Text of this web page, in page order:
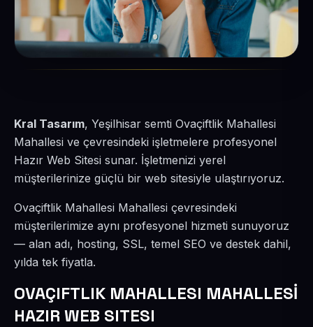
Kral Tasarım, Yeşilhisar semti Ovaçiftlik Mahallesi
Mahallesi ve çevresindeki işletmelere profesyonel
Hazır Web Sitesi sunar. İşletmenizi yerel
müşterilerinize güçlü bir web sitesiyle ulaştırıyoruz.
Ovaçiftlik Mahallesi Mahallesi çevresindeki
müşterilerimize aynı profesyonel hizmeti sunuyoruz
— alan adı, hosting, SSL, temel SEO ve destek dahil,
yılda tek fiyatla.
OVAÇIFTLIK MAHALLESI MAHALLESİ
HAZIR WEB SITESI